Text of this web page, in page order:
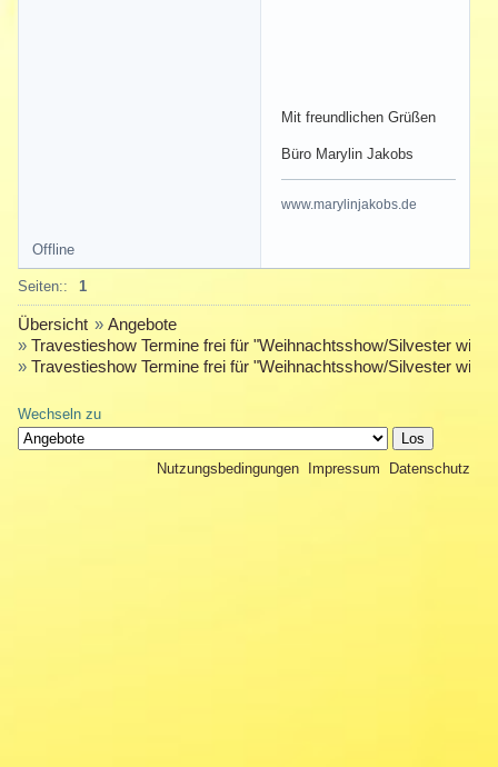
Mit freundlichen Grüßen
Büro Marylin Jakobs
www.marylinjakobs.de
Offline
Seiten:: 1
Übersicht » Angebote
» Travestieshow Termine frei für "Weihnachtsshow/Silvester
» Travestieshow Termine frei für "Weihnachtsshow/Silvester
Wechseln zu
Nutzungsbedingungen Impressum Datenschutz